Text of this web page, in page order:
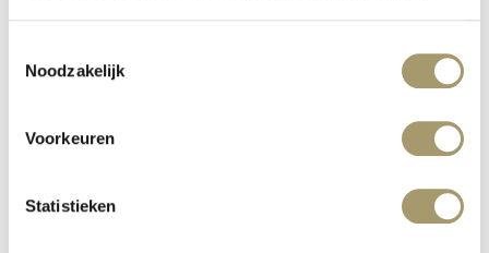
Noodzakelijk
Voorkeuren
Statistieken